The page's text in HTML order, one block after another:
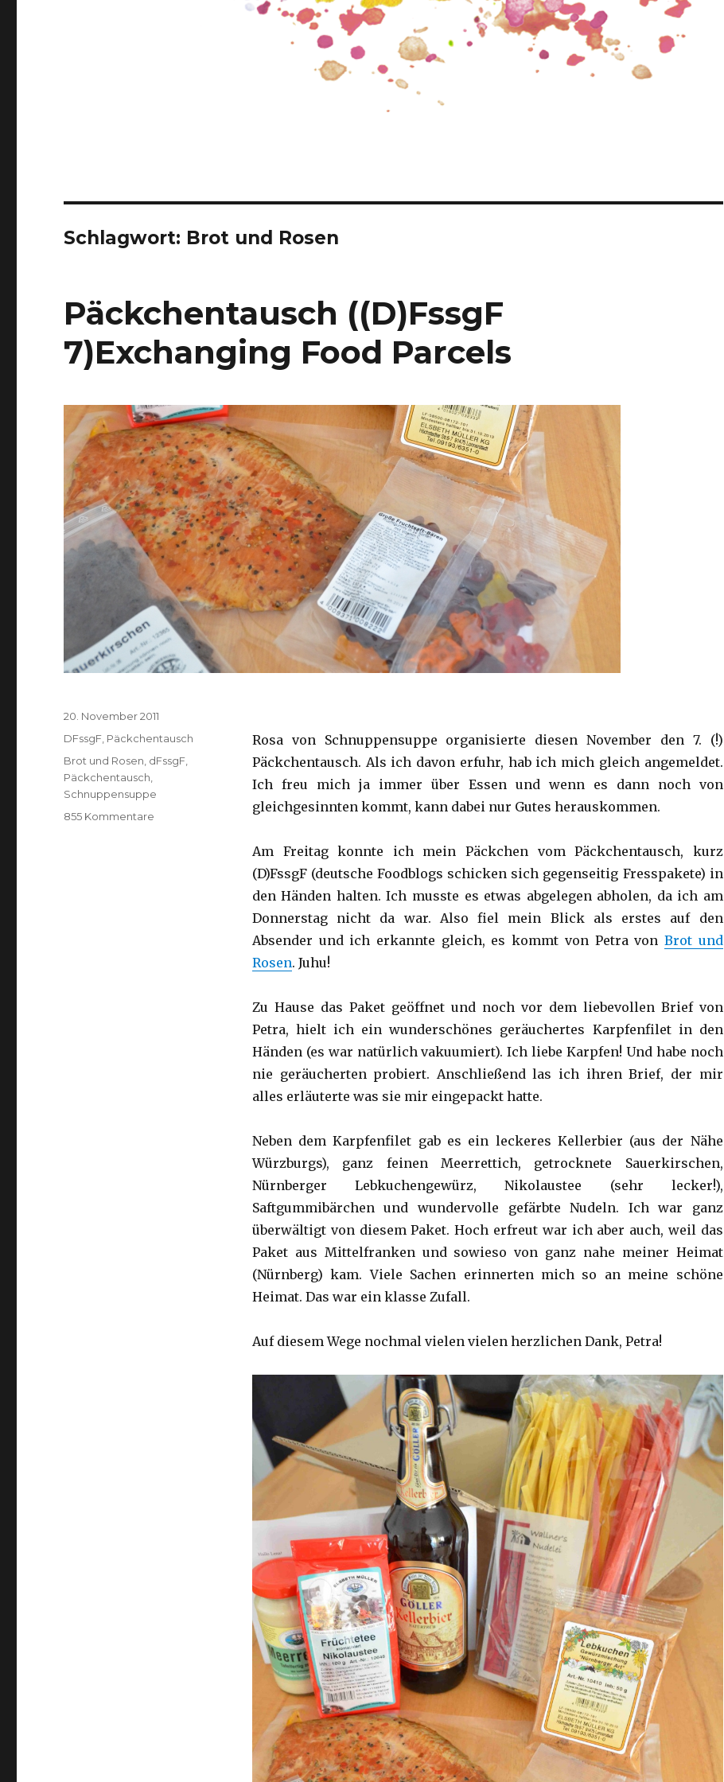
Schlagwort: Brot und Rosen
Päckchentausch ((D)FssgF
7)Exchanging Food Parcels
Rosa von Schnuppensuppe organisierte diesen November den 7. (!)
Päckchentausch. Als ich davon erfuhr, hab ich mich gleich angemeldet.
Ich freu mich ja immer über Essen und wenn es dann noch von
gleichgesinnten kommt, kann dabei nur Gutes herauskommen.
Am Freitag konnte ich mein Päckchen vom Päckchentausch, kurz
(D)FssgF (deutsche Foodblogs schicken sich gegenseitig Fresspakete) in
den Händen halten. Ich musste es etwas abgelegen abholen, da ich am
Donnerstag nicht da war. Also fiel mein Blick als erstes auf den
Absender und ich erkannte gleich, es kommt von Petra vonBrot und
Rosen. Juhu!
Zu Hause das Paket geöffnet und noch vor dem liebevollen Brief von
Petra, hielt ich ein wunderschönes geräuchertes Karpfenfilet in den
Händen (es war natürlich vakuumiert). Ich liebe Karpfen! Und habe noch
nie geräucherten probiert. Anschließend las ich ihren Brief, der mir
alles erläuterte was sie mir eingepackt hatte.
Neben dem Karpfenfilet gab es ein leckeres Kellerbier (aus der Nähe
Würzburgs), ganz feinen Meerrettich, getrocknete Sauerkirschen,
Nürnberger Lebkuchengewürz, Nikolaustee (sehr lecker!),
Saftgummibärchen und wundervolle gefärbte Nudeln. Ich war ganz
überwältigt von diesem Paket. Hoch erfreut war ich aber auch, weil das
Paket aus Mittelfranken und sowieso von ganz nahe meiner Heimat
(Nürnberg) kam. Viele Sachen erinnerten mich so an meine schöne
Heimat. Das war ein klasse Zufall.
Auf diesem Wege nochmal vielen vielen herzlichen Dank, Petra!
Veröffentlicht
20. November 2011
Kategorien
DFssgF Päckchentausch
Schlagwörter
Brot und Rosen dFssgF
Päckchentausch
Schnuppensuppe
855 Kommentare